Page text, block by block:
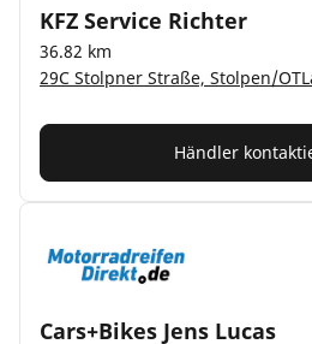
KFZ Service Richter
36.82 km
Händler
Cars+Bikes Jens Lucas